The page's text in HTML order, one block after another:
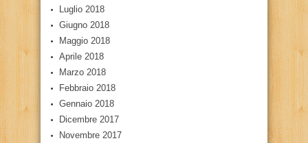
Luglio 2018
Giugno 2018
Maggio 2018
Aprile 2018
Marzo 2018
Febbraio 2018
Gennaio 2018
Dicembre 2017
Novembre 2017